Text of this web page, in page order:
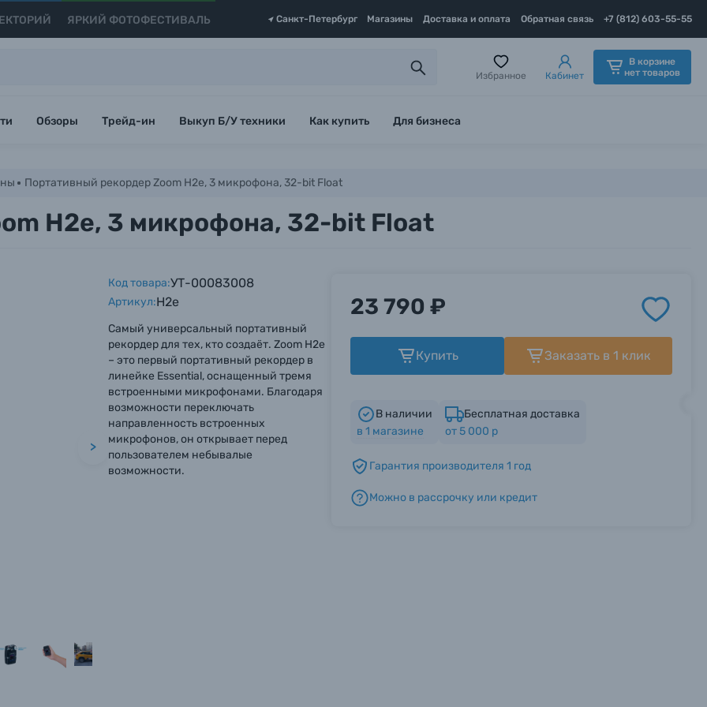
ЯРКИЙ ФОТОФЕСТИВАЛЬ Санкт-Петербург Магазины Доставка и оплата Обратная связь +7 (812) 603-55-55
Избранное Кабинет
В корзине
нет товаров
Обзоры Трейд-ин Выкуп Б/У техники Как купить Для бизнеса
Портативный рекордер Zoom H2e, 3 микрофона, 32-bit Float
H2e, 3 микрофона, 32-bit Float
>
Код товара:УТ-00083008
Артикул:H2e
Самый универсальный портативный
рекордер для тех, кто создаёт. Zoom H2e
– это первый портативный рекордер в
линейке Essential, оснащенный тремя
встроенными микрофонами. Благодаря
возможности переключать
направленность встроенных
микрофонов, он открывает перед
пользователем небывалые
возможности.
23 790 ₽
Купить Заказать в 1 клик
В наличии
в 1 магазине
Бесплатная доставка
от 5 000 р
Гарантия производителя 1 год
Можно в рассрочку или кредит